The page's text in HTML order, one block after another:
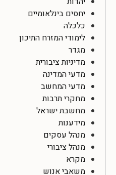
יחסים בינלאומיים
כלכלה
לימודי המזרח התיכון
מגדר
מדיניות ציבורית
מדעי המדינה
מדעי המחשב
מחקרי תרבות
מחשבת ישראל
מידענות
מנהל עסקים
מנהל ציבורי
מקרא
משאבי אנוש